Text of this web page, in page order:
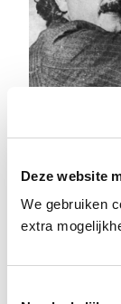
Deze website
We gebruiken
extra
Andere
We weten
verbindingen
meer